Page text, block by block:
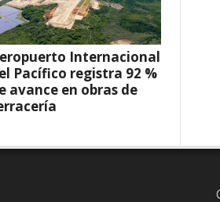
Internacional
Pacífico registra 92 %
avance en obras de